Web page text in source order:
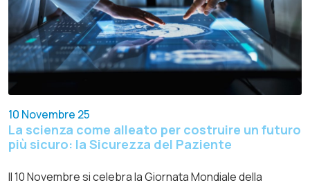
10 Novembre 25
La scienza come alleato per costruire un futuro
più sicuro: la Sicurezza del Paziente
Il 10 Novembre si celebra la Giornata Mondiale della